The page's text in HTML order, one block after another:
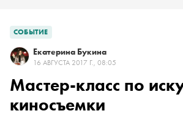
СОБЫТИЕ
Екатерина Букина
16 АВГУСТА 2017 Г., 08:05
Мастер-класс по
киносъемки